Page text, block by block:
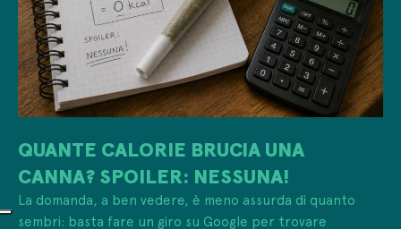
QUANTE CALORIE BRUCIA UNA
CANNA? SPOILER: NESSUNA!
La domanda, a ben vedere, è meno assurda di quanto
sembri: basta fare un giro su Google per trovare